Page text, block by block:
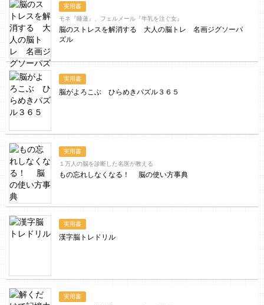
実用書
モネ『睡蓮』、フェルメール『牛乳を注ぐ女』
脳のストレスを解消する 大人の脳トレ 名画ジグソーパ
ズル
実用書
脳がよろこぶ ひらめきパズル３６５
実用書
１万人の脳を診断した名医が教える
もの忘れしなくなる！ 脳の使い方事典
実用書
漢字脳トレドリル
実用書